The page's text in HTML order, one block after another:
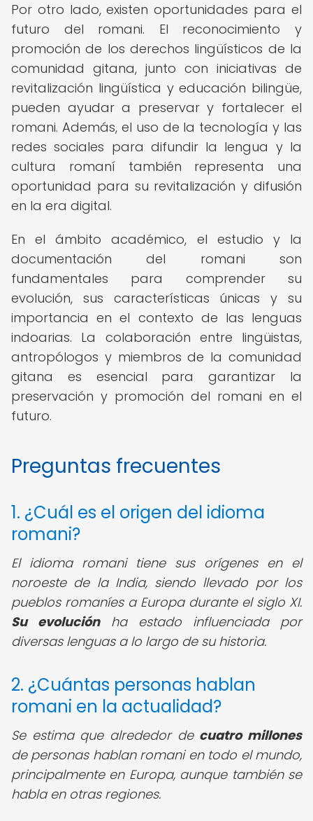
Por otro lado, existen oportunidades para el
futuro del romani. El reconocimiento y
promoción de los derechos lingüísticos de la
comunidad gitana, junto con iniciativas de
revitalización lingüística y educación bilingüe,
pueden ayudar a preservar y fortalecer el
romani. Además, el uso de la tecnología y las
redes sociales para difundir la lengua y la
cultura romaní también representa una
oportunidad para su revitalización y difusión
en la era digital.
En el ámbito académico, el estudio y la
documentación del romani son
fundamentales para comprender su
evolución, sus características únicas y su
importancia en el contexto de las lenguas
indoarias. La colaboración entre lingüistas,
antropólogos y miembros de la comunidad
gitana es esencial para garantizar la
preservación y promoción del romani en el
futuro.
Preguntas frecuentes
1. ¿Cuál es el origen del idioma
romani?
El idioma romani tiene sus orígenes en el
noroeste de la India, siendo llevado por los
pueblos romaníes a Europa durante el siglo XI.
Su evoluciónha estado influenciada por
diversas lenguas a lo largo de su historia.
2. ¿Cuántas personas hablan
romani en la actualidad?
Se estima que alrededor de cuatro millones
de personas hablan romani en todo el mundo,
principalmente en Europa, aunque también se
habla en otras regiones.